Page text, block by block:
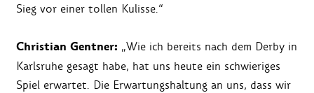
Sieg vor einer tollen Kulisse.“
Christian Gentner: „Wie ich bereits nach dem Derby in
Karlsruhe gesagt habe, hat uns heute ein schwieriges
Spiel erwartet. Die Erwartungshaltung an uns, dass wir